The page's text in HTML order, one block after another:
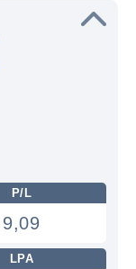
P/L
9,09
LPA